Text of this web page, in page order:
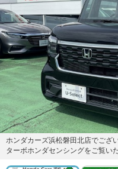
ホンダカーズ浜松磐田北店でござ
ターボホンダセンシングをご覧い